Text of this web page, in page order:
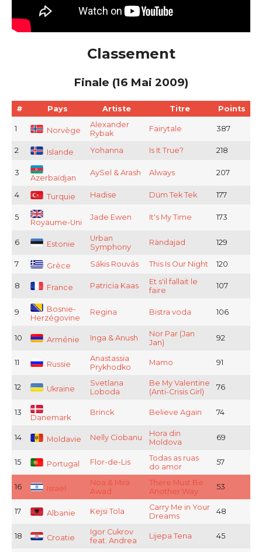
Classement
Finale (16 Mai 2009)
# Pays Artiste Titre Points
1 Norvège
Alexander
Rybak
Fairytale 387
2 Islande Yohanna Is It True? 218
3
Azerbaïdjan
AySel & Arash Always 207
4 Turquie Hadise Düm Tek Tek 177
5
Royaume-Uni
Jade Ewen It's My Time 173
6 Estonie
Urban
Symphony
Rändajad 129
7 Grèce Sákis Rouvás This Is Our Night 120
8 France Patricia Kaas
Et s'il fallait le
faire
107
9
Bosnie-
Herzégovine
Regina Bistra voda 106
10 Arménie Inga & Anush
Nor Par (Jan
Jan)
92
11 Russie
Anastassia
Prykhodko
Mamo 91
12 Ukraine
Svetlana
Loboda
Be My Valentine
(Anti-Crisis Girl)
76
13
Danemark
Brinck Believe Again 74
14 Moldavie Nelly Ciobanu
Hora din
Moldova
69
15 Portugal Flor-de-Lis
Todas as ruas
do amor
57
16 Israël
Noa & Mira
Awad
There Must Be
Another Way
53
17 Albanie Kejsi Tola
Carry Me in Your
Dreams
48
18 Croatie
Igor Cukrov
feat. Andrea
Lijepa Tena 45